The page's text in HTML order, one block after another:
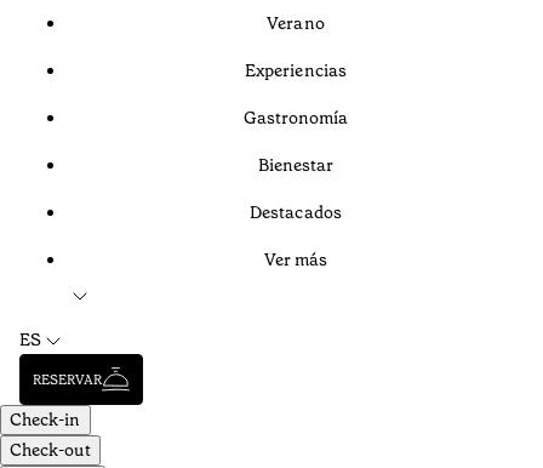
Verano
Experiencias
Gastronomía
Bienestar
Destacados
Ver más
ES
RESERVAR
Check-in
Check-out